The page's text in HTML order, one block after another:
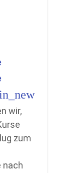
wir,
zum
nach